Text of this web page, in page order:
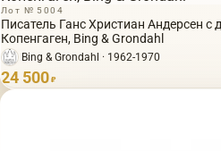
Лот № 5004
Писатель Ганс Христиан Андерсен с
Копенгаген, Bing & Grondahl
Bing & Grondahl · 1962-1970
24 500 ₽